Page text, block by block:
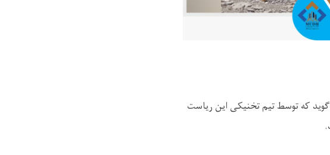
که توسط تیم تخنیکی این ریاست
.